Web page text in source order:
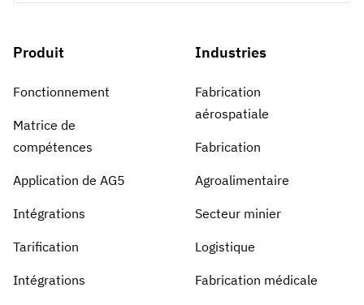
Produit
Fonctionnement
Matrice de
compétences
Application de AG5
Intégrations
Tarification
Intégrations
Industries
Fabrication
aérospatiale
Fabrication
Agroalimentaire
Secteur minier
Logistique
Fabrication médicale